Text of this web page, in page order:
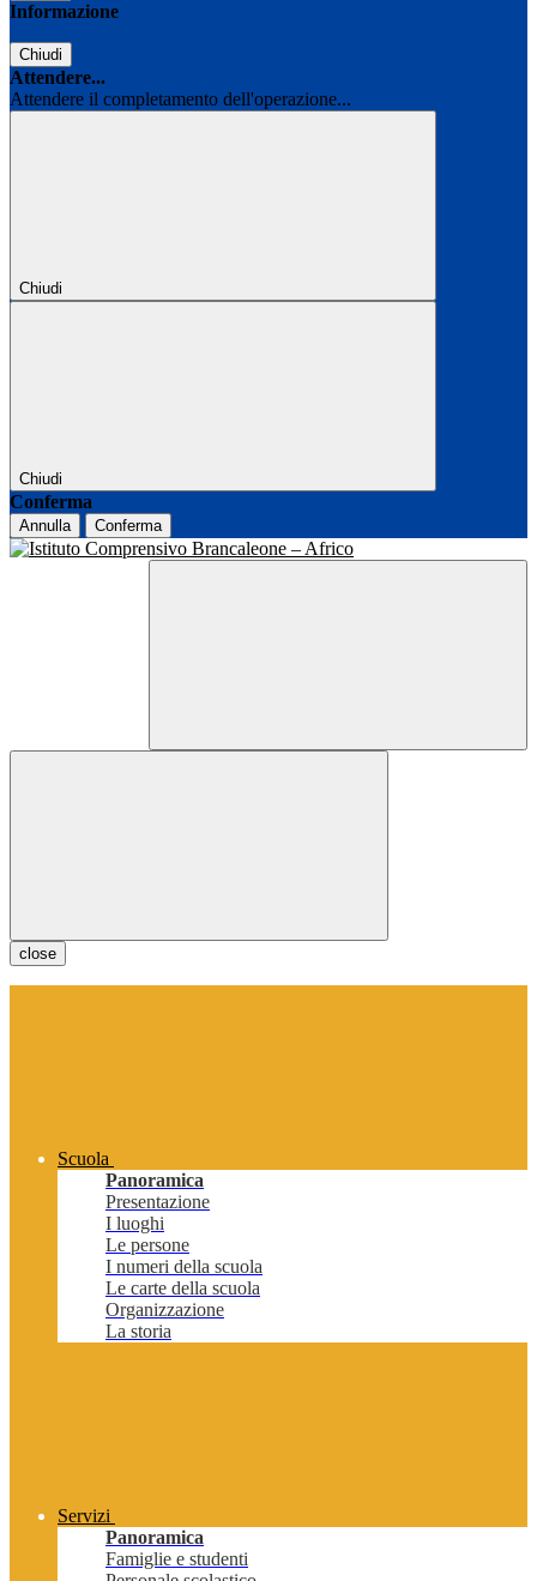
Informazione
Chiudi
Attendere...
Attendere il completamento dell'operazione...
Chiudi
Chiudi
Conferma
Annulla Conferma
close
Scuola
Panoramica
Presentazione
I luoghi
Le persone
I numeri della scuola
Le carte della scuola
Organizzazione
La storia
Servizi
Panoramica
Famiglie e studenti